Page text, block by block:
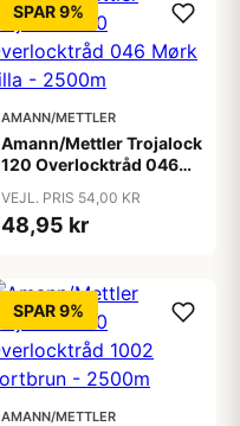
SPAR 9%
AMANN/METTLER
Amann/Mettler Trojalock
120 Overlocktråd 046
VEJL. PRIS 54,00 KR
48,95 kr
SPAR 9%
AMANN/METTLER